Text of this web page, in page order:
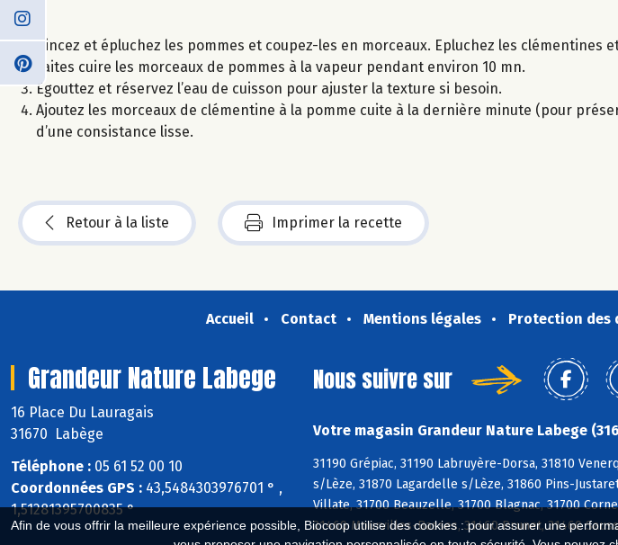
Afin de vous offrir la meilleure expérience possible, Biocoop utilise des cookies : pour assurer une
Rincez et épluchez les pommes et coupez-les en morceaux. Epluchez les clémentines
Faites cuire les morceaux de pommes à la vapeur pendant environ 10 mn.
Egouttez et réservez l’eau de cuisson pour ajuster la texture si besoin.
Ajoutez les morceaux de clémentine à la pomme cuite à la dernière minute (pour
d’une consistance lisse.
Retour à la liste Imprimer la recette
Accueil Contact Mentions légales Protection des
Grandeur Nature Labege
16 Place Du Lauragais
31670 Labège
Téléphone : 05 61 52 00 10
Coordonnées GPS : 43,5484303976701 ° ,
1,51281395700835 °
Nous suivre sur
Votre magasin Grandeur Nature Labege
31190 Grépiac, 31190 Labruyère-Dorsa, 31810
s/Lèze, 31870 Lagardelle s/Lèze, 31860 Pins-
Villate, 31700 Beauzelle, 31700 Blagnac, 31700
31460 Mourvilles-Basses, 31460 Prunet, 31460